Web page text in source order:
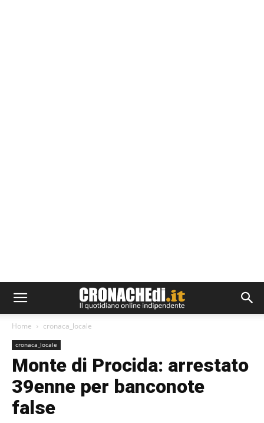
Home cronaca_locale
cronaca_locale
Monte di Procida: arrestato
39enne per banconote
false